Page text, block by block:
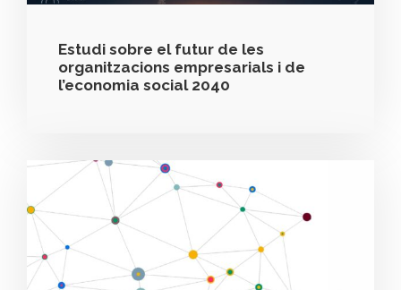
Estudi sobre el futur de les
organitzacions empresarials i de
l’economia social 2040